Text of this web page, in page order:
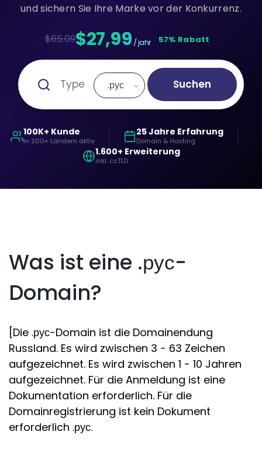
und sichern Sie Ihre Marke vor der Konkurrenz.
$65.09$27,99 / jahr 57% Rabatt
.рус Suchen
100K+ Kunde
in 200+ Ländern aktiv
25 Jahre Erfahrung
Domain & Hosting
1.600+ Erweiterung
inkl. ccTLD
Was ist eine .рус-
Domain?
[Die .рус-Domain ist die Domainendung
Russland. Es wird zwischen 3 - 63 Zeichen
aufgezeichnet. Es wird zwischen 1 - 10 Jahren
aufgezeichnet. Für die Anmeldung ist eine
Dokumentation erforderlich. Für die
Domainregistrierung ist kein Dokument
erforderlich .рус.